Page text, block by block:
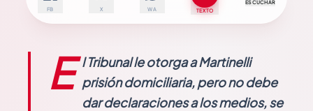
FB X WA TEXTO
ESCUCHAR
E l Tribunal le otorga a Martinelli
prisión domiciliaria, pero no debe
dar declaraciones a los medios, se